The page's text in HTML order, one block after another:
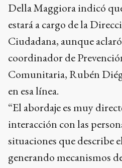
Della Maggiora indicó
estará a cargo de la
Ciudadana, aunque
coordinador de
Comunitaria, Rubén
en esa línea.
“El abordaje es muy
interacción con las
situaciones que describe
generando mecanismos